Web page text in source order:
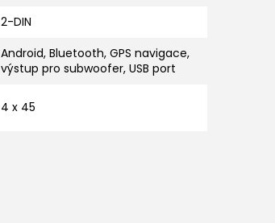
2-DIN
Android, Bluetooth, GPS navigace,
výstup pro subwoofer, USB port
4 x 45